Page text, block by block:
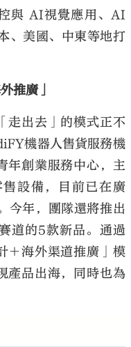
與 AI視覺應用、AI
、美國、中東等地打
推廣」
走出去」的模式正不
機器人售貨服務機
年創業服務中心，主
設備，目前已在廣
今年，團隊還將推出
道的5款新品。通過
＋海外渠道推廣」模
產品出海，同時也為